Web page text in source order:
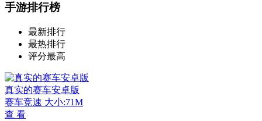
手游排行榜
最新排行
最热排行
评分最高
真实的赛车安卓版
赛车竞速 大小:71M
查 看